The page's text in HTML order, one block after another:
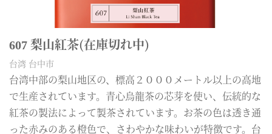
607 梨山紅茶(在庫切れ中)
台湾 台中市
台湾中部の梨山地区の、標高２０００メートル以上の高地
で生産されています。青心烏龍茶の芯芽を使い、伝統的な
紅茶の製法によって製茶されています。お茶の色は透き通
った赤みのある橙色で、さわやかな味わいが特徴です。台